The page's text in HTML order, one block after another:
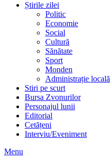
Știrile zilei
Politic
Economie
Social
Cultură
Sănătate
Sport
Monden
Administrație locală
Stiri pe scurt
Bursa Zvonurilor
Personajul lunii
Editorial
Cetățeni
Interviu/Eveniment
Menu